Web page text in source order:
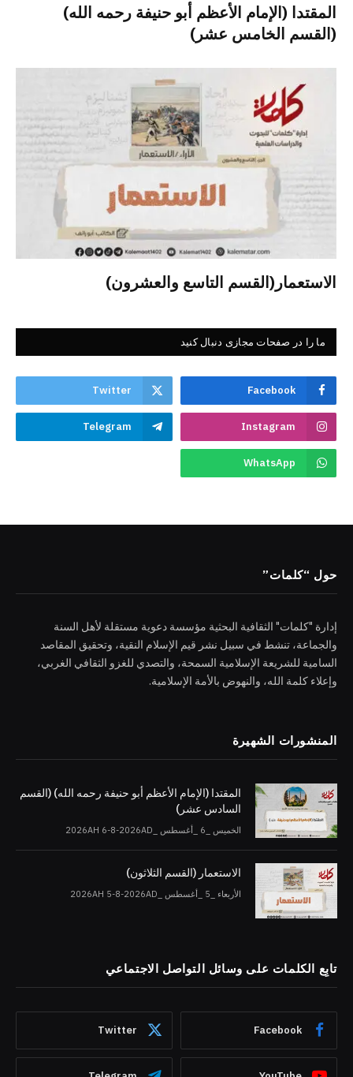
المقتدا (الإمام الأعظم أبو حنيفة رحمه الله)
(القسم الخامس عشر)
الاستعمار(القسم التاسع والعشرون)
ما را در صفحات مجازی دنبال کنید
Facebook
Twitter
Instagram
Telegram
WhatsApp
حول “كلمات”
إدارة "كلمات" الثقافية البحثية مؤسسة دعوية مستقلة لأهل السنة
والجماعة، تنشط في سبيل نشر قيم الإسلام النقية، وتحقيق المقاصد
السامية للشريعة الإسلامية السمحة، والتصدي للغزو الثقافي الغربي،
وإعلاء كلمة الله، والنهوض بالأمة الإسلامية.
المنشورات الشهيرة
المقتدا (الإمام الأعظم أبو حنيفة رحمه الله) (القسم
السادس عشر)
الخميس _6 _أغسطس _2026AH 6-8-2026AD
الاستعمار (القسم الثلاثون)
الأربعاء _5 _أغسطس _2026AH 5-8-2026AD
تابِع الكلمات على وسائل التواصل الاجتماعي
Facebook
Twitter